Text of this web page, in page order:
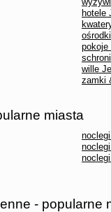
hotele
pokoje
wille
zamki
miasta
- popularne